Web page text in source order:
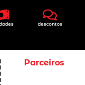
descontos
Parceiros